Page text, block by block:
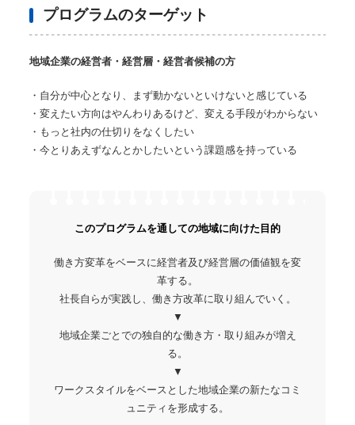
プログラムのターゲット
地域企業の経営者・経営層・経営者候補の方
・自分が中心となり、まず動かないといけないと感じている
・変えたい方向はやんわりあるけど、変える手段がわからない
・もっと社内の仕切りをなくしたい
・今とりあえずなんとかしたいという課題感を持っている
このプログラムを通しての地域に向けた目的
働き方変革をベースに経営者及び経営層の価値観を変
革する。
社長自らが実践し、働き方改革に取り組んでいく。
▼
地域企業ごとでの独自的な働き方・取り組みが増え
る。
▼
ワークスタイルをベースとした地域企業の新たなコミ
ュニティを形成する。